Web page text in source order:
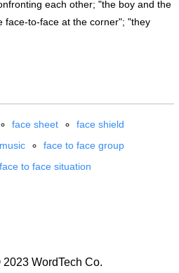
each other; "the boy and the
face-to-face at the corner"; "they
face sheet
face shield
face to face group
face to face situation
WordTech Co.